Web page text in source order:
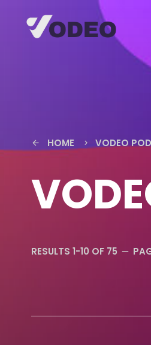
arrow_back HOME keyboard_arrow_right VODEO
RESULTS 1-10 OF 75 remove